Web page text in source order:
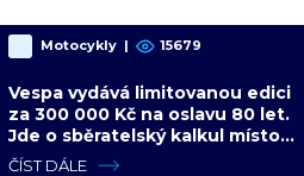
Motocykly | 15679
Vespa vydává limitovanou edici
za 300 000 Kč na oslavu 80 let.
Jde o sběratelský kalkul místo
jízdního upgradu
ČÍST DÁLE